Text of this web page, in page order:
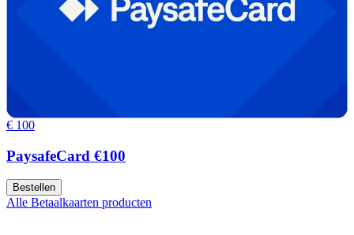
€ 100
PaysafeCard €100
Bestellen
Alle Betaalkaarten producten